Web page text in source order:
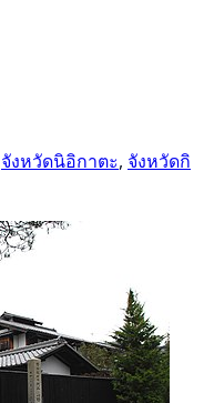
จังหวัดนิอิกาตะ, จังหวัดกิ